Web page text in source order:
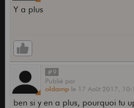
Y a plus
#9
Publié par
oldamp le 17 Août 2017,
ben si y en a plus, pourquoi tu